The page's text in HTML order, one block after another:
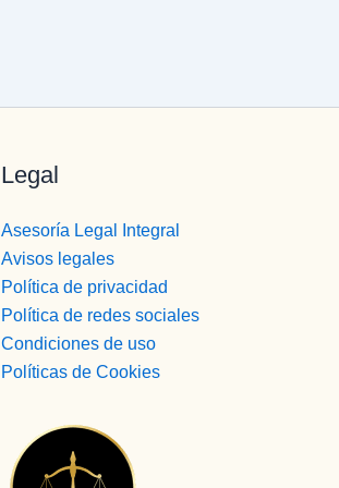
Legal
Asesoría Legal Integral
Avisos legales
Política de privacidad
Política de redes sociales
Condiciones de uso
Políticas de Cookies